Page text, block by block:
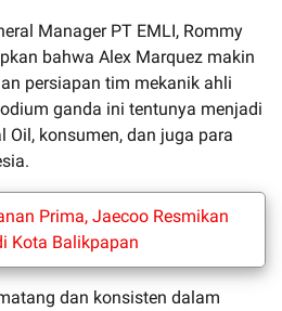
Manager PT EMLI, Rommy
bahwa Alex Marquez makin
persiapan tim mekanik ahli
ganda ini tentunya menjadi
Oil, konsumen, dan juga para
Prima, Jaecoo Resmikan
Kota Balikpapan
dan konsisten dalam